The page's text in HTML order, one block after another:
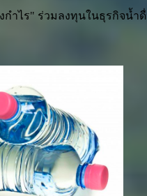
กำไร" ร่วมลงทุนในธุรกิจน้